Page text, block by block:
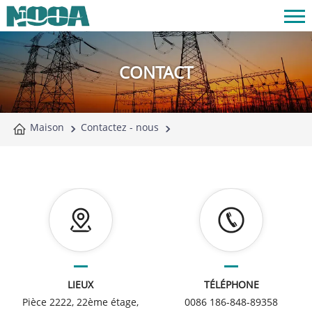
CONTACT
Maison Contactez - nous
LIEUX
Pièce 2222, 22ème étage,
TÉLÉPHONE
0086 186-848-89358